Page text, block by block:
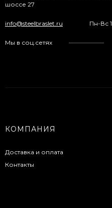
шоссе 27
info@steelbraslet.ru Пн-Вс
Мы в соц.сетях
КОМПАНИЯ
Доставка и оплата
Контакты